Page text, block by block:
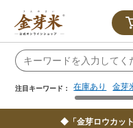
注目キーワード： 在庫あり 金芽
◆「金芽ロウカッ